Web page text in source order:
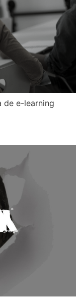
de e-learning